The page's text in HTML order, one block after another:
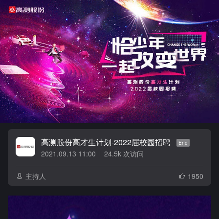
高测股份高才生计划-2022届校园招聘
2021.09.13 11:00 24.5k 次访问
主持人 1950